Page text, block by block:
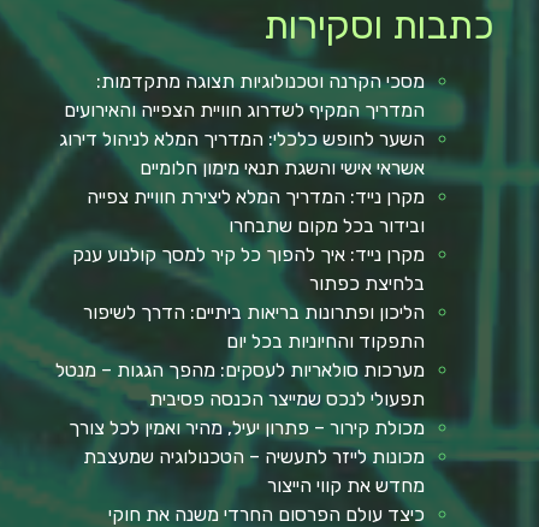
כתבות וסקירות
מסכי הקרנה וטכנולוגיות תצוגה מתקדמות:
המדריך המקיף לשדרוג חוויית הצפייה והאירועים
השער לחופש כלכלי: המדריך המלא לניהול דירוג
אשראי אישי והשגת תנאי מימון חלומיים
מקרן נייד: המדריך המלא ליצירת חוויית צפייה
ובידור בכל מקום שתבחרו
מקרן נייד: איך להפוך כל קיר למסך קולנוע ענק
בלחיצת כפתור
הליכון ופתרונות בריאות ביתיים: הדרך לשיפור
התפקוד והחיוניות בכל יום
מערכות סולאריות לעסקים: מהפך הגגות – מנטל
תפעולי לנכס שמייצר הכנסה פסיבית
מכולת קירור – פתרון יעיל, מהיר ואמין לכל צורך
מכונות לייזר לתעשיה – הטכנולוגיה שמעצבת
מחדש את קווי הייצור
כיצד עולם הפרסום החרדי משנה את חוקי